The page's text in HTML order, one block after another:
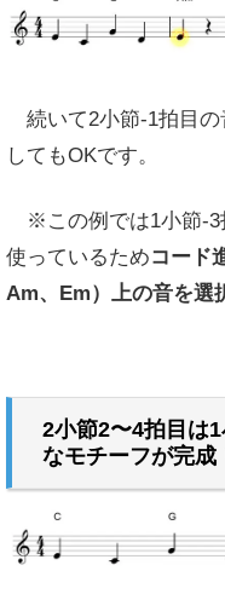
続いて2小節-1拍目の
してもOKです。
※この例では1小節-3
使っているためコード
Am、Em）上の音を選
2小節2〜4拍目は
なモチーフが完成